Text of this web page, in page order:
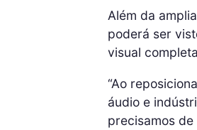
Além da
poderá ser
visual
“Ao
áudio e
precisamos